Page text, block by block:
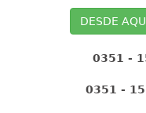
DESDE
0351 -
0351 -